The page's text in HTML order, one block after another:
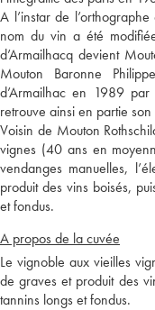
A l’instar de
nom du vin a été
d’Armailhacq devient
Mouton Baronne
d’Armailhac en 1989
retrouve ainsi en partie son
Voisin de Mouton
vignes (40 ans en
vendanges manuelles,
produit des vins boisés,
et fondus.
A propos de la cuvée
Le vignoble aux vieilles
de graves et produit des
tannins longs et fondus.